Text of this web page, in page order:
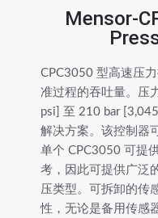
Mensor-
CPC3050 型高速压
准过程的吞吐量。压
psi] 至 210 bar
解决方案。该控制器
单个 CPC3050 可提
考，因此可提供广泛
压类型。可拆卸的传
性，无论是备用传感